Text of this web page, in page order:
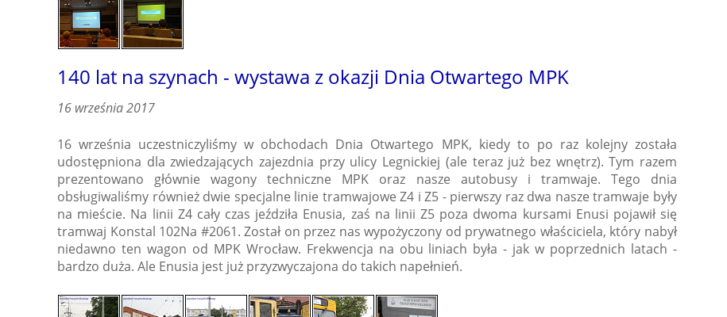
140 lat na szynach - wystawa z okazji Dnia Otwartego MPK
16 września 2017
16 września uczestniczyliśmy w obchodach Dnia Otwartego MPK, kiedy to po raz kolejny została
udostępniona dla zwiedzających zajezdnia przy ulicy Legnickiej (ale teraz już bez wnętrz). Tym razem
prezentowano głównie wagony techniczne MPK oraz nasze autobusy i tramwaje. Tego dnia
obsługiwaliśmy również dwie specjalne linie tramwajowe Z4 i Z5 - pierwszy raz dwa nasze tramwaje były
na mieście. Na linii Z4 cały czas jeździła Enusia, zaś na linii Z5 poza dwoma kursami Enusi pojawił się
tramwaj Konstal 102Na #2061. Został on przez nas wypożyczony od prywatnego właściciela, który nabył
niedawno ten wagon od MPK Wrocław. Frekwencja na obu liniach była - jak w poprzednich latach -
bardzo duża. Ale Enusia jest już przyzwyczajona do takich napełnień.